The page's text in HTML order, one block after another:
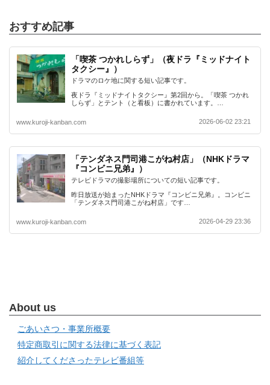
おすすめ記事
「喫茶 つかれしらず」（夜ドラ『ミッドナイト
タクシー』）
ドラマのロケ地に関する短い記事です。
夜ドラ『ミッドナイトタクシー』第2回から。「喫茶 つかれ
しらず」とテント（と看板）に書かれています。…
www.kuroji-kanban.com 2026-06-02 23:21
「テンダネス門司港こがね村店」（NHKドラマ
『コンビニ兄弟』）
テレビドラマの撮影場所についての短い記事です。
昨日放送が始まったNHKドラマ『コンビニ兄弟』。コンビニ
「テンダネス門司港こがね村店」です…
www.kuroji-kanban.com 2026-04-29 23:36
About us
ごあいさつ・事業所概要
特定商取引に関する法律に基づく表記
紹介してくださったテレビ番組等